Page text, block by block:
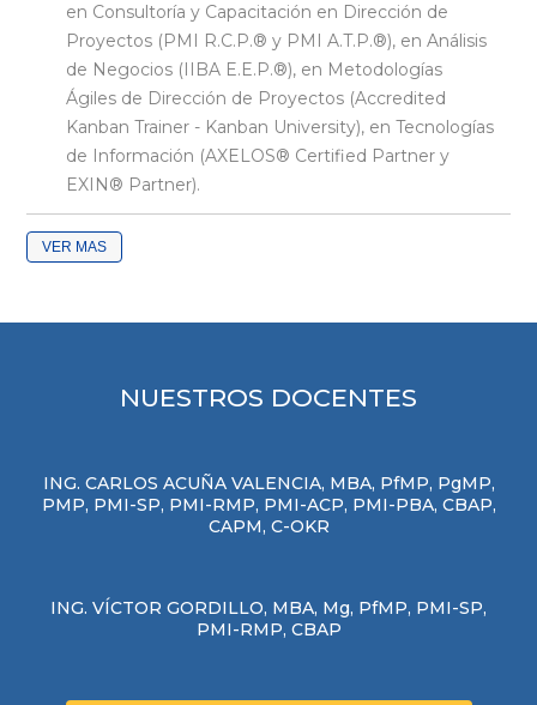
en Consultoría y Capacitación en Dirección de
Proyectos (PMI R.C.P.® y PMI A.T.P.®), en Análisis
de Negocios (IIBA E.E.P.®), en Metodologías
Ágiles de Dirección de Proyectos (Accredited
Kanban Trainer - Kanban University), en Tecnologías
de Información (AXELOS® Certified Partner y
EXIN® Partner).
VER
NUESTROS DOCENTES
ING. CARLOS ACUÑA VALENCIA, MBA, PfMP, PgMP,
PMP, PMI-SP, PMI-RMP, PMI-ACP, PMI-PBA, CBAP,
CAPM, C-OKR
ING. VÍCTOR GORDILLO, MBA, Mg, PfMP, PMI-SP,
PMI-RMP, CBAP